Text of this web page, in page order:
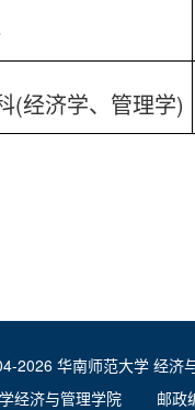
(经济学、管理学)
2026 华南师范大学 经济
学经济与管理学院 邮